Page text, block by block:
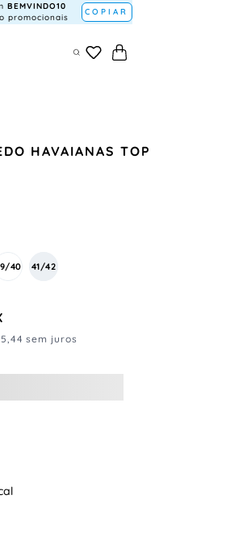
BEMVINDO10
promocionais
COPIAR
HAVAIANAS TOP
40 41/42
5,44 sem juros